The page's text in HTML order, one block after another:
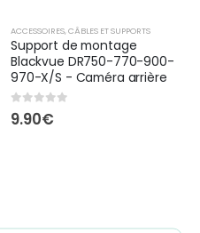
ACCESSOIRES, CÂBLES ET SUPPORTS
Support de montage
Blackvue DR750-770-900-
970-X/S - Caméra arrière
0out of 5
9.90€